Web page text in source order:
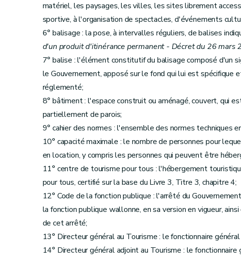
Art. 29
Art. 30
Art. 31
Section 7
Dispositions transitoires relatives au
Art. 32
Art. 33
Section 8
Dispositions transitoires relatives aux
Art. 34
Art. 35
Art. 36
Section 9
Dispositions transitoires relatives aux
Art. 37
Art. 38
Art. 39
Section 10
Dispositions modificatives
Art. 40
Section 11
Disposition finale
Art. 41
matériel, les paysages, les villes, les sites librement
sportive, à l'organisation de spectacles, d'événements
6° balisage : la pose, à intervalles réguliers, de balises
d'un produit d'itinérance permanent - Décret du 26 mars
7° balise : l'élément constitutif du balisage composé d'un
le Gouvernement, apposé sur le fond qui lui est
réglementé;
8° bâtiment : l'espace construit ou aménagé, couvert, qui
partiellement de parois;
9° cahier des normes : l'ensemble des normes techniques
10° capacité maximale : le nombre de personnes pour
en location, y compris les personnes qui peuvent être
11° centre de tourisme pour tous : l'hébergement
pour tous, certifié sur la base du Livre 3, Titre 3, chapitre 4;
12° Code de la fonction publique : l'arrêté du
la fonction publique wallonne, en sa version en vigueur,
de cet arrêté;
13° Directeur général au Tourisme : le fonctionnaire
14° Directeur général adjoint au Tourisme : le